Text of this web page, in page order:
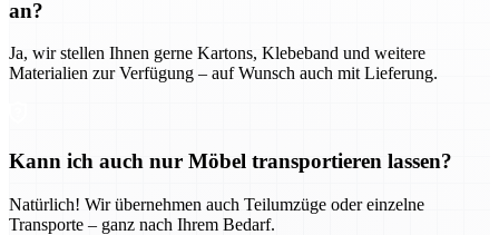
an?
Ja, wir stellen Ihnen gerne Kartons, Klebeband und weitere
Materialien zur Verfügung – auf Wunsch auch mit Lieferung.
Kann ich auch nur Möbel transportieren lassen?
Natürlich! Wir übernehmen auch Teilumzüge oder einzelne
Transporte – ganz nach Ihrem Bedarf.